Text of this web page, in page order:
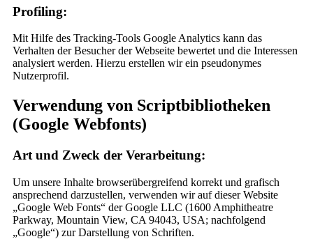
Profiling:
Mit Hilfe des Tracking-Tools Google Analytics kann das
Verhalten der Besucher der Webseite bewertet und die Interessen
analysiert werden. Hierzu erstellen wir ein pseudonymes
Nutzerprofil.
Verwendung von Scriptbibliotheken
(Google Webfonts)
Art und Zweck der Verarbeitung:
Um unsere Inhalte browserübergreifend korrekt und grafisch
ansprechend darzustellen, verwenden wir auf dieser Website
„Google Web Fonts“ der Google LLC (1600 Amphitheatre
Parkway, Mountain View, CA 94043, USA; nachfolgend
„Google“) zur Darstellung von Schriften.